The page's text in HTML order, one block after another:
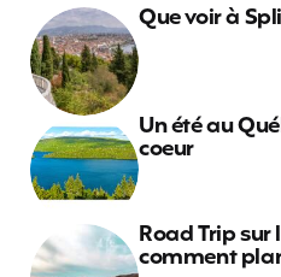
Que voir à
Un été au
coeur
Road Trip sur
comment